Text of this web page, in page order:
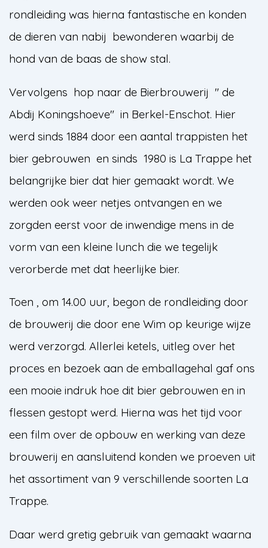
rondleiding was hierna fantastische en konden
de dieren van nabij bewonderen waarbij de
hond van de baas de show stal.
Vervolgens hop naar de Bierbrouwerij " de
Abdij Koningshoeve" in Berkel-Enschot. Hier
werd sinds 1884 door een aantal trappisten het
bier gebrouwen en sinds 1980 is La Trappe het
belangrijke bier dat hier gemaakt wordt. We
werden ook weer netjes ontvangen en we
zorgden eerst voor de inwendige mens in de
vorm van een kleine lunch die we tegelijk
verorberde met dat heerlijke bier.
Toen , om 14.00 uur, begon de rondleiding door
de brouwerij die door ene Wim op keurige wijze
werd verzorgd. Allerlei ketels, uitleg over het
proces en bezoek aan de emballagehal gaf ons
een mooie indruk hoe dit bier gebrouwen en in
flessen gestopt werd. Hierna was het tijd voor
een film over de opbouw en werking van deze
brouwerij en aansluitend konden we proeven uit
het assortiment van 9 verschillende soorten La
Trappe.
Daar werd gretig gebruik van gemaakt waarna